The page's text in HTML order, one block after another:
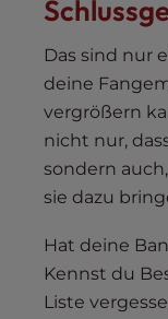
Das sind nur
deine
vergrößern
nicht nur,
sondern
sie dazu
Hat deine
Kennst du
Liste